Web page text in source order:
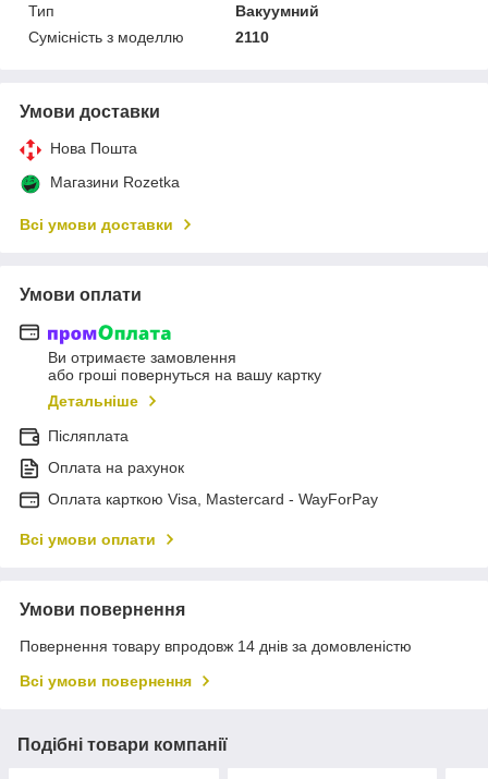
Тип
Вакуумний
Сумісність з моделлю
2110
Умови доставки
Нова Пошта
Магазини Rozetka
Всі умови доставки
Умови оплати
Ви отримаєте замовлення
або гроші повернуться на вашу картку
Детальніше
Післяплата
Оплата на рахунок
Оплата карткою Visa, Mastercard - WayForPay
Всі умови оплати
Умови повернення
Повернення товару впродовж 14 днів за домовленістю
Всі умови повернення
Подібні товари компанії